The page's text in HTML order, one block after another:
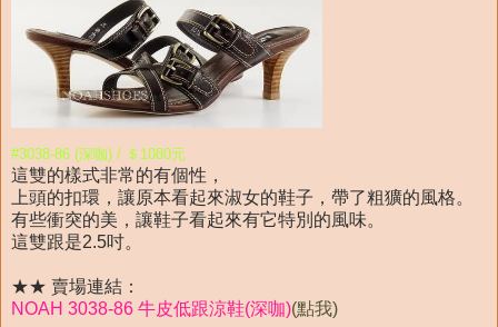
#3038-86 (深咖) / ＄1080元
這雙的樣式非常的有個性，
上頭的扣環，讓原本看起來淑女的鞋子，帶了粗獷的風格。
有些衝突的美，讓鞋子看起來有它特別的風味。
這雙跟是2.5吋。
★★ 賣場連結：
NOAH 3038-86 牛皮低跟涼鞋(深咖)(點我)